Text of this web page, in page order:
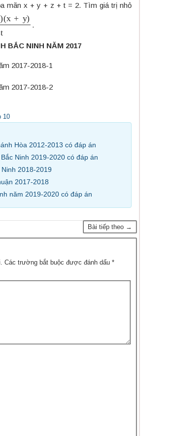
mãn x + y + z + t = 2. Tìm giá trị nhỏ
)zy zt
BẮC NINH NĂM 2017
10
Hòa 2012-2013 có đáp án
Ninh 2019-2020 có đáp án
2018-2019
2017-2018
năm 2019-2020 có đáp án
Bài tiếp theo →
Các trường bắt buộc được đánh dấu*